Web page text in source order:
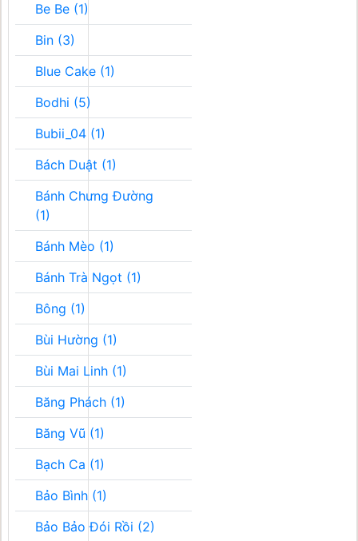
Be Be (1)
Bin (3)
Blue Cake (1)
Bodhi (5)
Bubii_04 (1)
Bách Duật (1)
Bánh Chưng Đường
(1)
Bánh Mèo (1)
Bánh Trà Ngọt (1)
Bông (1)
Bùi Hường (1)
Bùi Mai Linh (1)
Băng Phách (1)
Băng Vũ (1)
Bạch Ca (1)
Bảo Bình (1)
Bảo Bảo Đói Rồi (2)